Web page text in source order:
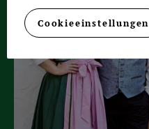
Cookieeinstellungen